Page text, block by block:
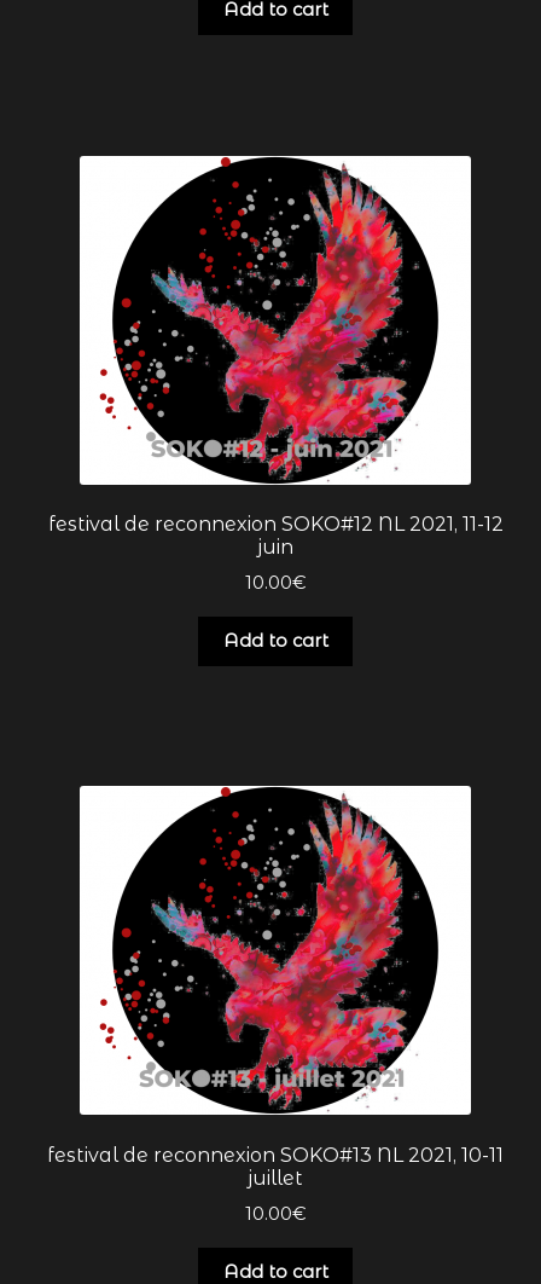
validation de la commande
Add to cart
festival de reconnexion SOKO#12 NL 2021, 11-12
juin
10.00€
Add to cart
festival de reconnexion SOKO#13 NL 2021, 10-11
juillet
10.00€
Add to cart